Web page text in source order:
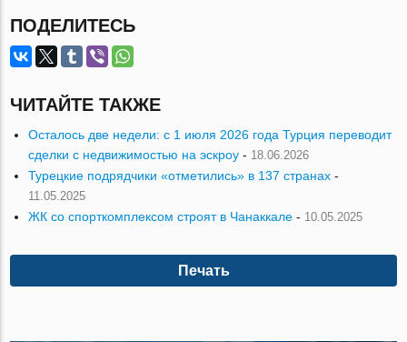
ПОДЕЛИТЕСЬ
ЧИТАЙТЕ ТАКЖЕ
Осталось две недели: с 1 июля 2026 года Турция переводит
сделки с недвижимостью на эскроу - 18.06.2026
Турецкие подрядчики «отметились» в 137 странах -
11.05.2025
ЖК со спорткомплексом строят в Чанаккале - 10.05.2025
Печать